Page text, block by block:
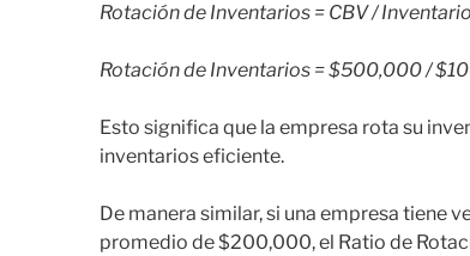
Rotación de Inventarios = CBV /
Rotación de Inventarios = $500,000 /
Esto significa que la empresa rota su
inventarios eficiente.
De manera similar, si una empresa tiene
promedio de $200,000, el Ratio de